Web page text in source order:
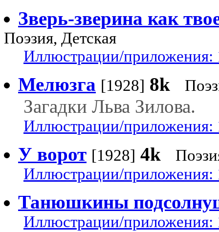
Зверь-зверина как
Поэзия, Детская
Иллюстрации/приложения:
Мелюзга [1928] 8k
Загадки Льва Зилова.
Иллюстрации/приложения:
У ворот [1928] 4k
Иллюстрации/приложения:
Танюшкины
Иллюстрации/приложения: